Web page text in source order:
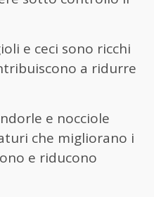
e ceci sono ricchi
a ridurre
e nocciole
che migliorano i
e riducono